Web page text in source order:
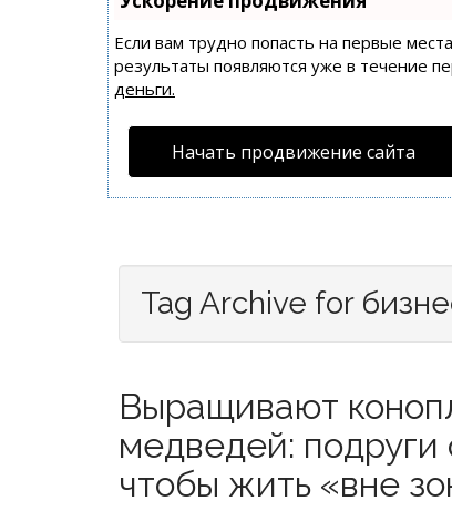
Если вам трудно попасть на первые
результаты появляются уже в течение
деньги.
Начать продвижение сайта
Tag Archive for
Выращивают
медведей: подруги
чтобы жить «вне